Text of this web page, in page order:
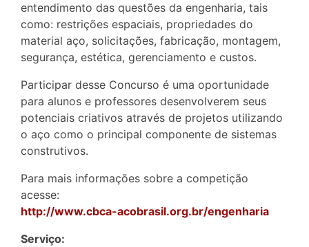
entendimento das questões da engenharia, tais
como: restrições espaciais, propriedades do
material aço, solicitações, fabricação, montagem,
segurança, estética, gerenciamento e custos.
Participar desse Concurso é uma oportunidade
para alunos e professores desenvolverem seus
potenciais criativos através de projetos utilizando
o aço como o principal componente de sistemas
construtivos.
Para mais informações sobre a competição
acesse:
http://www.cbca-acobrasil.org.br/engenharia
Serviço: